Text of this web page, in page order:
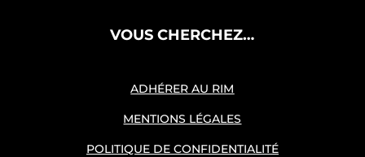
VOUS CHERCHEZ…
ADHÉRER AU RIM
MENTIONS LÉGALES
POLITIQUE DE CONFIDENTIALITÉ